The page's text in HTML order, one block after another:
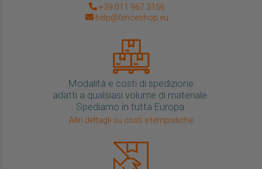
+39 011 967 3156
help@fenceshop.eu
Modalità e costi di spedizione
adatti a qualsiasi volume di materiale.
Spediamo in tutta Europa.
Altri dettagli su costi e tempistiche